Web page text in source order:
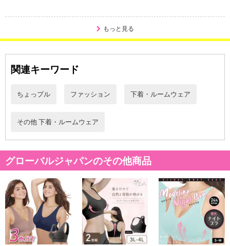
もっと見る
関連キーワード
ちょっプル ファッション 下着・ルームウェア
その他 下着・ルームウェア
グローバルジャパンのその他商品